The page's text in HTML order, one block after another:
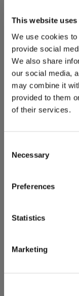
This website
We use cookies
provide social
We also share
our social media,
may combine it
provided to them
of their services.
Selection
Necessary
Preferences
Statistics
Marketing
FÄRG:
Svart / Mörk
FLER
MATCH